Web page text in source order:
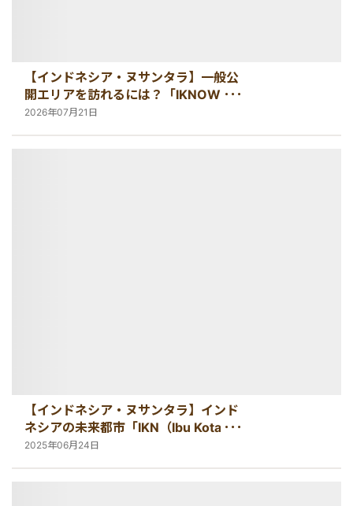
【インドネシア・ヌサンタラ】一般公
開エリアを訪れるには？「IKNOW」ア
プリでの事前登録方法を解説！
2026年07月21日
【インドネシア・ヌサンタラ】インド
ネシアの未来都市「IKN（Ibu Kota
Nusantara）」とは？新首都の魅力を
2025年06月24日